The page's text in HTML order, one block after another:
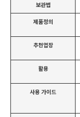
보관법
제품정의
추천업장
활용
사용 가이드